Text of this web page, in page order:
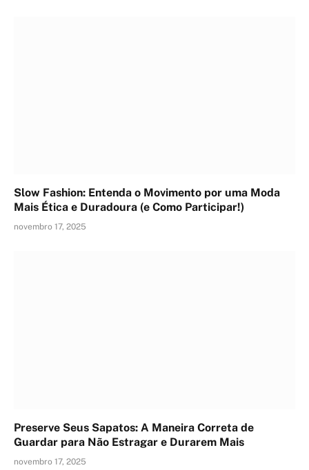
Slow Fashion: Entenda o Movimento por uma Moda
Mais Ética e Duradoura (e Como Participar!)
novembro 17, 2025
Preserve Seus Sapatos: A Maneira Correta de
Guardar para Não Estragar e Durarem Mais
novembro 17, 2025